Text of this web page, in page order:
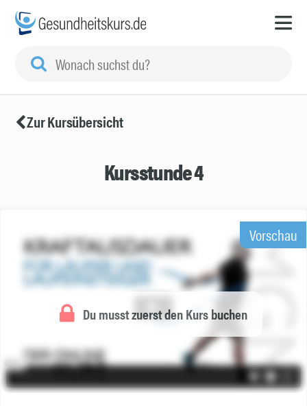
Zur Kursübersicht
Kursstunde 4
Du musst zuerst den Kurs buchen
Vorschau